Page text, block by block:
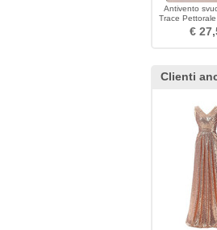
Antivento
Trace
Incolla
€
Clienti